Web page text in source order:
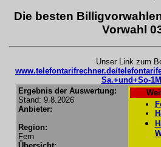
Die besten
Vorwahl
Unser Link zum
www.telefontarifrechner.de/
Sa.+und+So-
Ergebnis der Auswertung:
Stand: 9.8.2026
Anbieter:
Region:
Fern